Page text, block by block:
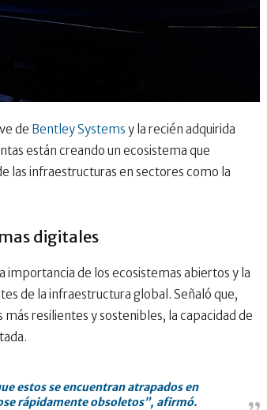
de Bentley Systems y la recién adquirida
están creando un ecosistema que
las infraestructuras en sectores como la
digitales
importancia de los ecosistemas abiertos y la
de la infraestructura global. Señaló que,
resilientes y sostenibles, la capacidad de
estos se encuentran atrapados en
rápidamente obsoletos”, afirmó.